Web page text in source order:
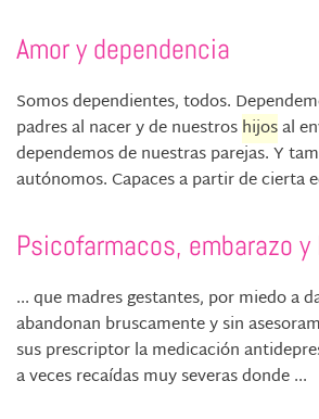
Amor y dependencia
Somos dependientes, todos.
padres al nacer y de nuestroshijosal
dependemos de nuestras parejas. Y
autónomos. Capaces a partir de cierta
Psicofarmacos, embarazo
... que madres gestantes, por miedo a
abandonan bruscamente y sin
sus prescriptor la medicación
a veces recaídas muy severas donde ...